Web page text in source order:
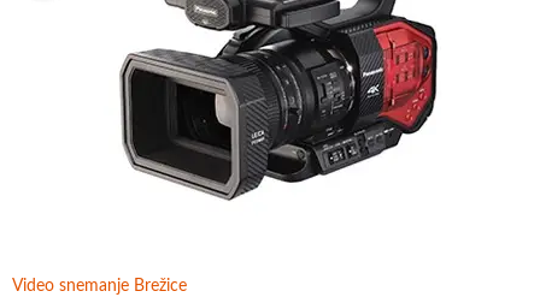
Video snemanje Brežice